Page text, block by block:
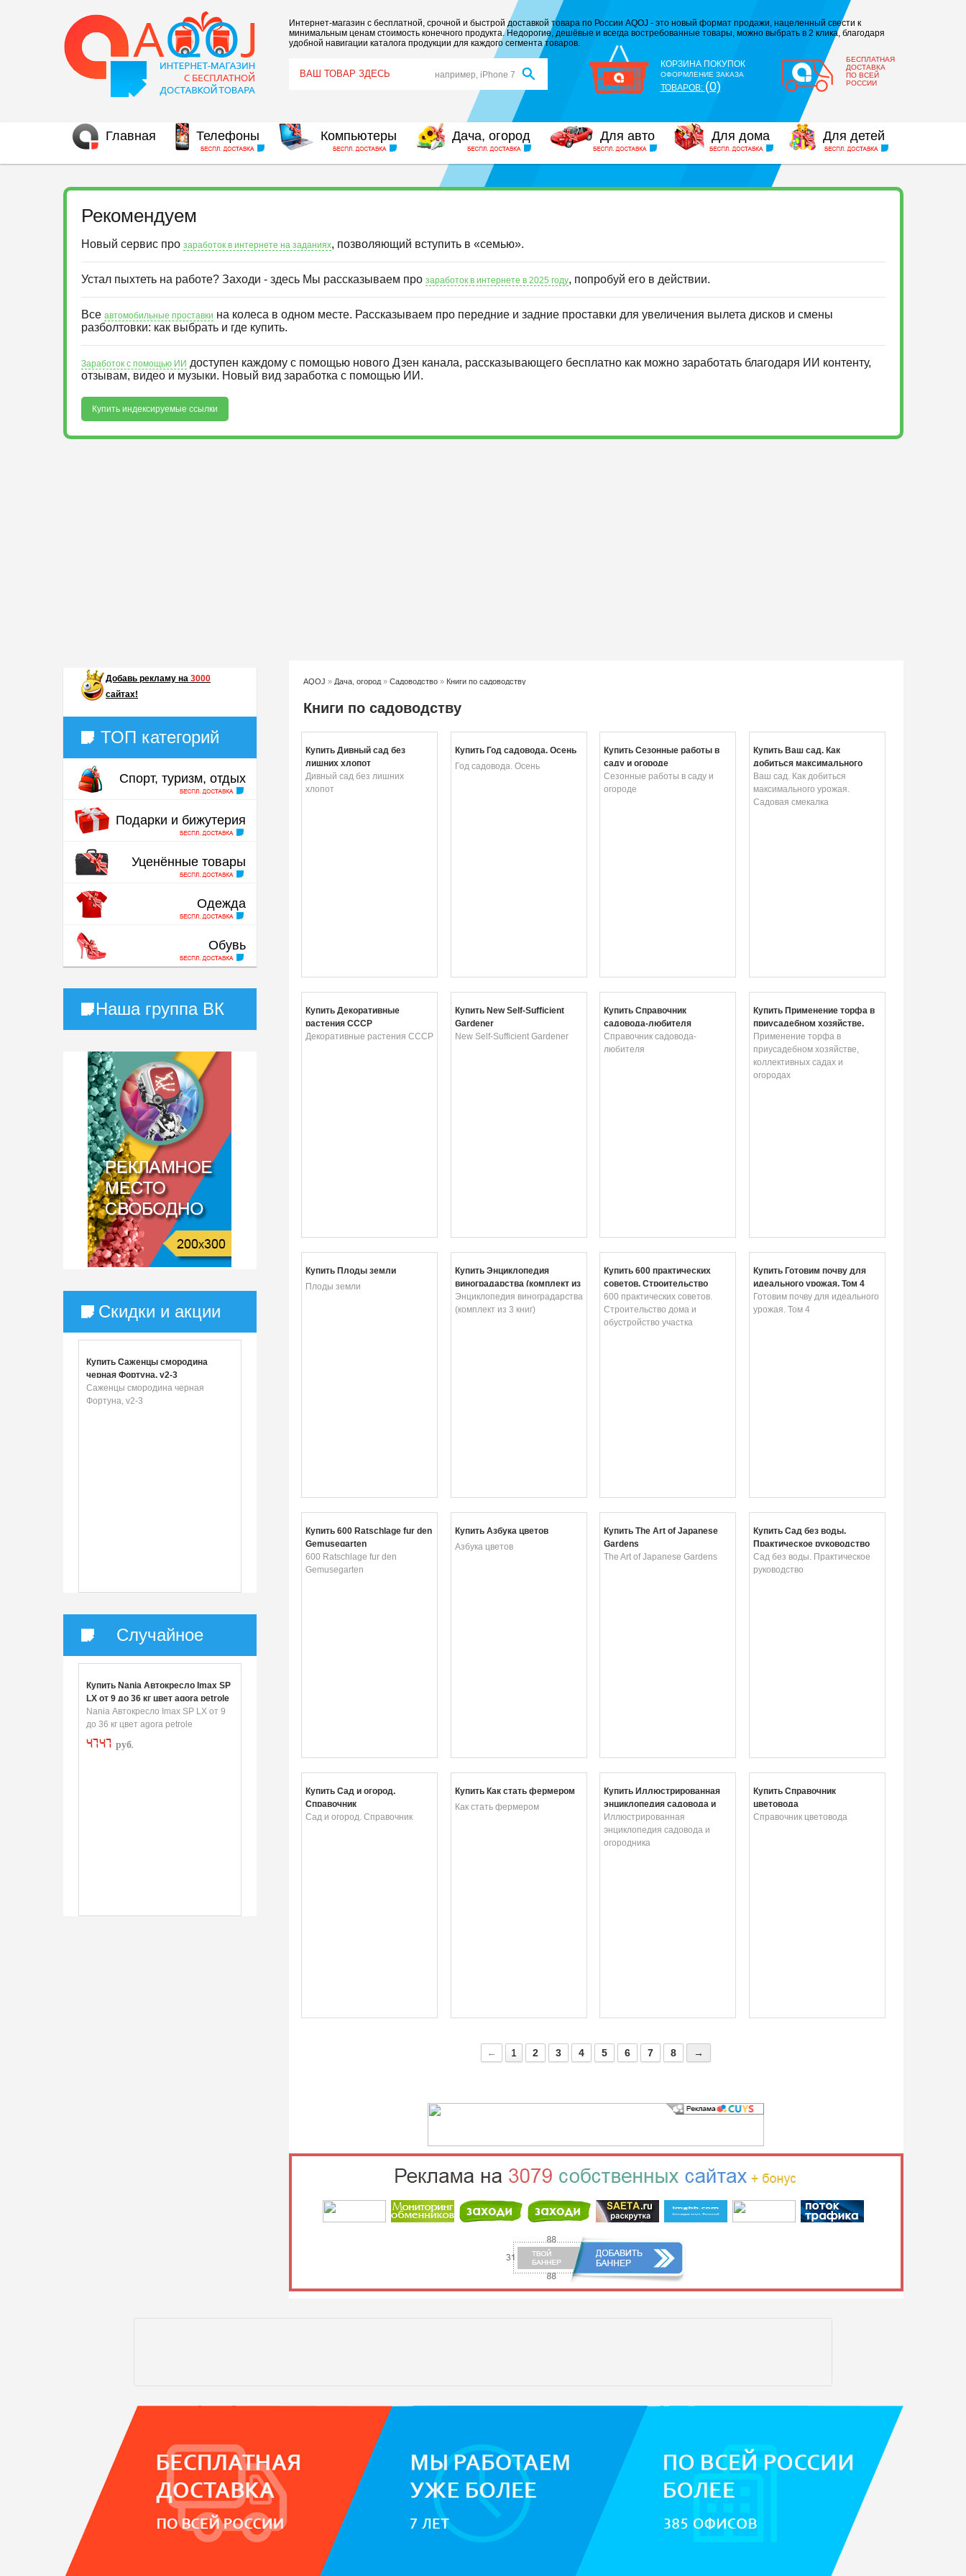
Интернет-магазин с бесплатной, срочной и быстрой доставкой товара по России AQOJ - это новый формат продажи, нацеленный свести к
минимальным ценам стоимость конечного продукта. Недорогие, дешёвые и всегда востребованные товары, можно выбрать в 2 клика, благодаря
удобной навигации каталога продукции для каждого сегмента товаров.
например, iPhone 7
КОРЗИНА ПОКУПОК
ОФОРМЛЕНИЕ ЗАКАЗА
ТОВАРОВ: (0)
БЕСПЛАТНАЯ
ДОСТАВКА
ПО ВСЕЙ
РОССИИ
Главная Телефоны Компьютеры Дача, огород Для авто Для дома Для детей
Рекомендуем
Новый сервис про заработок в интернете на заданиях, позволяющий вступить в «семью».
Устал пыхтеть на работе? Заходи - здесь Мы рассказываем про заработок в интернете в 2025 году, попробуй его в действии.
Все автомобильные проставки на колеса в одном месте. Рассказываем про передние и задние проставки для увеличения вылета дисков и смены
разболтовки: как выбрать и где купить.
Заработок с помощью ИИ доступен каждому с помощью нового Дзен канала, рассказывающего бесплатно как можно заработать благодаря ИИ контенту,
отзывам, видео и музыки. Новый вид заработка с помощью ИИ.
Купить индексируемые ссылки
Добавь рекламу на 3000
сайтах!
ТОП категорий
Спорт, туризм, отдых
Подарки и бижутерия
Уценённые товары
Одежда
Обувь
Наша группа ВК
Скидки и акции
Купить Саженцы смородина
черная Фортуна, v2-3
Саженцы смородина черная
Фортуна, v2-3
Случайное
Купить Nania Автокресло Imax SP
LX от 9 до 36 кг цвет agora petrole
Nania Автокресло Imax SP LX от 9
до 36 кг цвет agora petrole
4747 руб.
AQOJ » Дача, огород» Садоводство» Книги по садоводству
Книги по садоводству
Купить Дивный сад без
лишних хлопот
Дивный сад без лишних
хлопот
Купить Год садовода. Осень
Год садовода. Осень
Купить Сезонные работы в
саду и огороде
Сезонные работы в саду и
огороде
Купить Ваш сад. Как
добиться максимального
урожая. Садовая смекалка
Ваш сад. Как добиться
максимального урожая.
Садовая смекалка
Купить Декоративные
растения СССР
Декоративные растения СССР
Купить New Self-Sufficient
Gardener
New Self-Sufficient Gardener
Купить Справочник
садовода-любителя
Справочник садовода-
любителя
Купить Применение торфа в
приусадебном хозяйстве,
коллективных садах и
огородах
Применение торфа в
приусадебном хозяйстве,
коллективных садах и
огородах
Купить Плоды земли
Плоды земли
Купить Энциклопедия
виноградарства (комплект из
3 книг)
Энциклопедия виноградарства
(комплект из 3 книг)
Купить 600 практических
советов. Строительство
дома и обустройство участка
600 практических советов.
Строительство дома и
обустройство участка
Купить Готовим почву для
идеального урожая. Том 4
Готовим почву для идеального
урожая. Том 4
Купить 600 Ratschlage fur den
Gemusegarten
600 Ratschlage fur den
Gemusegarten
Купить Азбука цветов
Азбука цветов
Купить The Art of Japanese
Gardens
The Art of Japanese Gardens
Купить Сад без воды.
Практическое руководство
Сад без воды. Практическое
руководство
Купить Сад и огород.
Справочник
Сад и огород. Справочник
Купить Как стать фермером
Как стать фермером
Купить Иллюстрированная
энциклопедия садовода и
огородника
Иллюстрированная
энциклопедия садовода и
огородника
Купить Справочник
цветовода
Справочник цветовода
← 1 2 3 4 5 6 7 8 →